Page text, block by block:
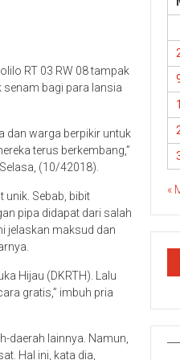
RT 03 RW 08 tampak
bagi para lansia
dan warga berpikir untuk
terus berkembang,”
(10/42018).
Sebab, bibit
pipa didapat dari salah
jelaskan maksud dan
Hijau (DKRTH). Lalu
gratis,” imbuh pria
daerah lainnya. Namun,
Hal ini, kata dia,
«